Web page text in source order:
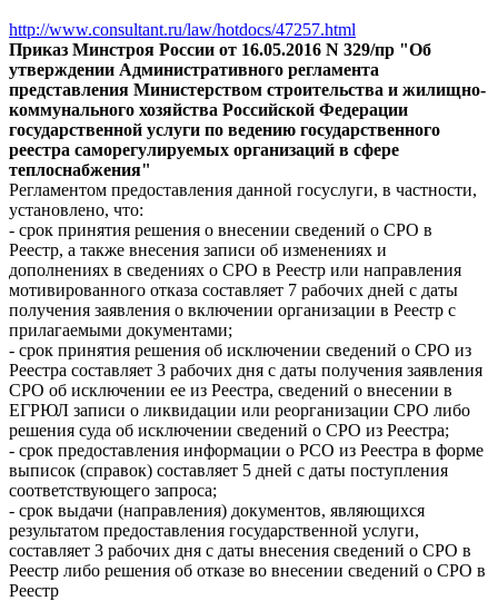
http://www.consultant.ru/law/hotdocs/47257.html
Приказ Минстроя России от 16.05.2016 N 329/пр "Об
утверждении Административного регламента
представления Министерством строительства и жилищно-
коммунального хозяйства Российской Федерации
государственной услуги по ведению государственного
реестра саморегулируемых организаций в сфере
теплоснабжения"
Регламентом предоставления данной госуслуги, в частности,
установлено, что:
- срок принятия решения о внесении сведений о СРО в
Реестр, а также внесения записи об изменениях и
дополнениях в сведениях о СРО в Реестр или направления
мотивированного отказа составляет 7 рабочих дней с даты
получения заявления о включении организации в Реестр с
прилагаемыми документами;
- срок принятия решения об исключении сведений о СРО из
Реестра составляет 3 рабочих дня с даты получения заявления
СРО об исключении ее из Реестра, сведений о внесении в
ЕГРЮЛ записи о ликвидации или реорганизации СРО либо
решения суда об исключении сведений о СРО из Реестра;
- срок предоставления информации о РСО из Реестра в форме
выписок (справок) составляет 5 дней с даты поступления
соответствующего запроса;
- срок выдачи (направления) документов, являющихся
результатом предоставления государственной услуги,
составляет 3 рабочих дня с даты внесения сведений о СРО в
Реестр либо решения об отказе во внесении сведений о СРО в
Реестр